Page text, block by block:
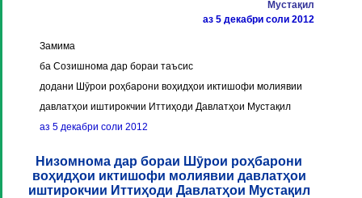
Мустақил
аз 5 декабри соли 2012
Замима
ба Созишнома дар бораи таъсис
додани Шӯрои роҳбарони воҳидҳои иктишофи молиявии
давлатҳои иштирокчии Иттиҳоди Давлатҳои Мустақил
аз 5 декабри соли 2012
Низомнома дар бораи Шӯрои роҳбарони
воҳидҳои иктишофи молиявии давлатҳои
иштирокчии Иттиҳоди Давлатҳои Мустақил